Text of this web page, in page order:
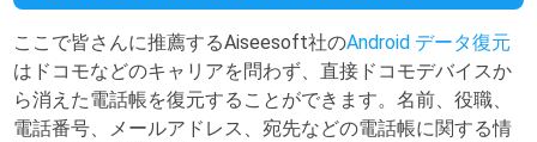
ここで皆さんに推薦するAiseesoft社のAndroid データ復元
はドコモなどのキャリアを問わず、直接ドコモデバイスか
ら消えた電話帳を復元することができます。名前、役職、
電話番号、メールアドレス、宛先などの電話帳に関する情